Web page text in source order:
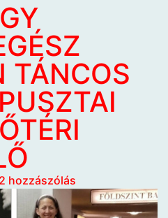
TÁNCOS
2 hozzászólás